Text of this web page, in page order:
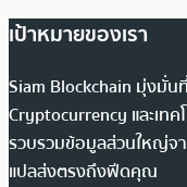
เป้าหมายของเรา
Siam Blockchain มุ่งมั่น
Cryptocurrency และเทค
รวบรวมข้อมูลส่วนใหญ่จา
แปลส่งตรงถึงฟีดคุณ